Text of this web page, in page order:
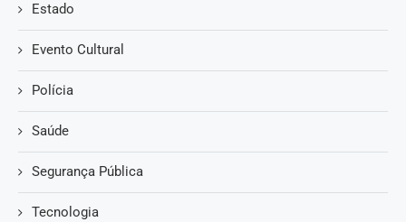
Estado
Evento Cultural
Polícia
Saúde
Segurança Pública
Tecnologia